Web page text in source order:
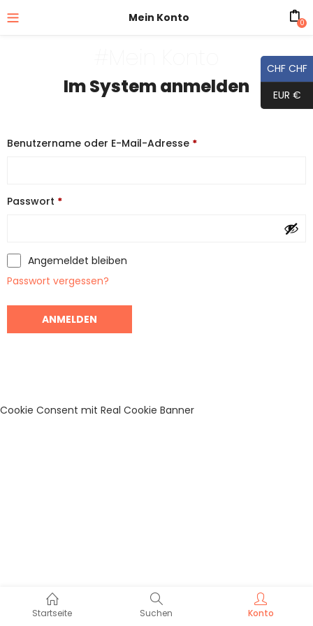
Mein Konto 0
Startseite Suchen Konto
Im System anmelden
Benutzername oder E-Mail-Adresse *Erforderlich
Passwort *Erforderlich
Alternative:
Angemeldet bleiben
Passwort vergessen?
CHF CHF
EUR €
Cookie Consent mit Real Cookie Banner